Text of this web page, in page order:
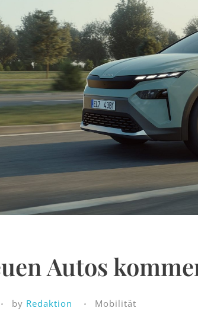
Autos
by Redaktion Mobilität